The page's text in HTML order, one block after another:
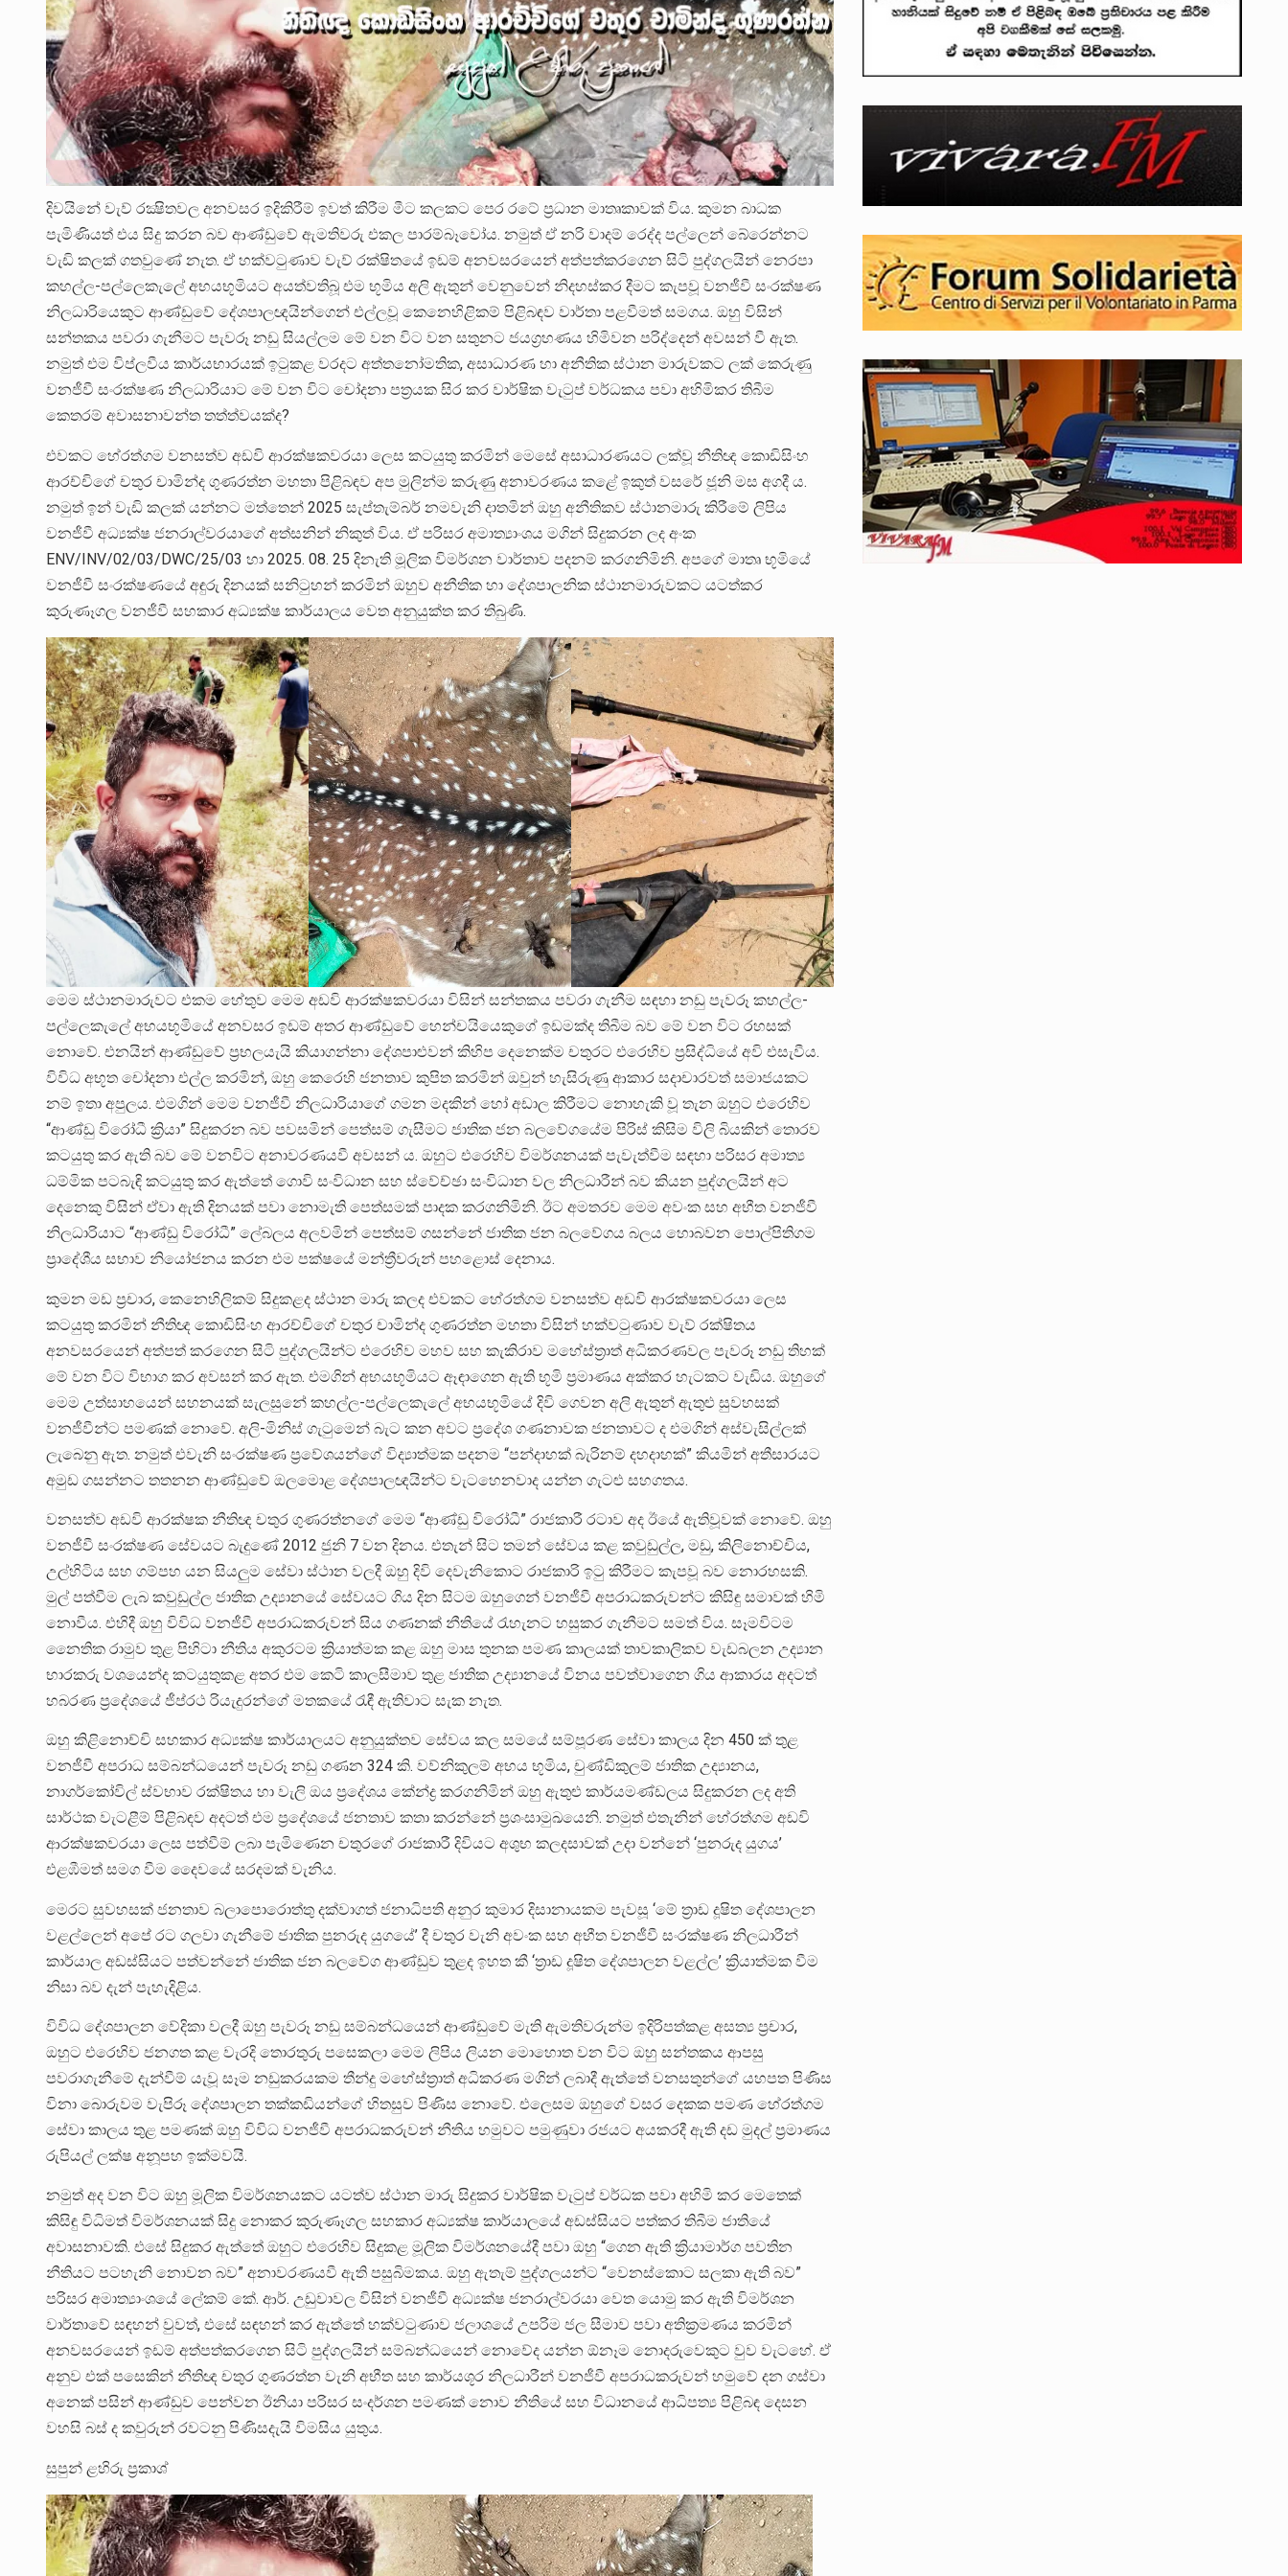
දිවයිනේ වැව් රක්‍ෂිතවල අනවසර ඉදිකිරීම් ඉවත් කිරීම මීට කලකට පෙර රටේ ප්‍රධාන මාතෘකාවක් විය. කුමන බාධක
පැමිණියත් එය සිදු කරන බව ආණ්ඩුවේ ඇමතිවරු එකල පාරම්බෑවෝය. නමුත් ඒ නරි වාදම් රෙද්ද පල්ලෙන් බේරෙන්නට
වැඩි කලක් ගතවුණේ නැත. ඒ හක්වටුණාව වැව් රක්ෂිතයේ ඉඩම් අනවසරයෙන් අත්පත්කරගෙන සිටි පුද්ගලයින් නෙරපා
කහල්ල-පල්ලෙකැලේ අභයභූමියට අයත්වතිබූ එම භූමිය අලි ඇතුන් වෙනුවෙන් නිදහස්කර දීමට කැපවූ වනජීවී සංරක්ෂණ
නිලධාරියෙකුට ආණ්ඩුවේ දේශපාලඥයින්ගෙන් එල්ලවූ කෙනෙහිළිකම් පිළිබඳව වාර්තා පළවීමත් සමගය. ඔහු විසින්
සන්තකය පවරා ගැනීමට පැවරූ නඩු සියල්ලම මේ වන විට වන සතුනට ජයග්‍රහණය හිමිවන පරිද්දෙන් අවසන් වී ඇත.
නමුත් එම විප්ලවීය කාර්යභාරයක් ඉටුකළ වරදට අත්තනෝමතික, අසාධාරණ හා අනීතික ස්ථාන මාරුවකට ලක් කෙරුණු
වනජීවී සංරක්ෂණ නිලධාරියාට මේ වන විට චෝදනා පත්‍රයක සිර කර වාර්ෂික වැටුප් වර්ධකය පවා අහිමිකර තිබීම
කෙතරම් අවාසනාවන්ත තත්ත්වයක්ද?
එවකට හේරත්ගම වනසත්ව අඩවි ආරක්ෂකවරයා ලෙස කටයුතු කරමින් මෙසේ අසාධාරණයට ලක්වූ නීතිඥ කොඩිසිංහ
ආරච්චිගේ චතුර චාමින්ද ගුණරත්න මහතා පිළිබඳව අප මුලින්ම කරුණු අනාවරණය කළේ ඉකුත් වසරේ ජූනි මස අගදී ය.
නමුත් ඉන් වැඩි කලක් යන්නට මත්තෙන් 2025 සැප්තැම්බර් නමවැනි දාතමින් ඔහු අනීතිකව ස්ථානමාරු කිරීමේ ලිපිය
වනජීවී අධ්‍යක්ෂ ජනරාල්වරයාගේ අත්සනින් නිකුත් විය. ඒ පරිසර අමාත්‍යාංශය මගින් සිදුකරන ලද අංක
ENV/INV/02/03/DWC/25/03 හා 2025. 08. 25 දිනැති මූලික විමර්ශන වාර්තාව පදනම් කරගනිමිනි. අපගේ මාතෘ භූමියේ
වනජීවී සංරක්ෂණයේ අඳුරු දිනයක් සනිටුහන් කරමින් ඔහුව අනීතික හා දේශපාලනික ස්ථානමාරුවකට යටත්කර
කුරුණෑගල වනජීවී සහකාර අධ්‍යක්ෂ කාර්යාලය වෙත අනුයුක්ත කර තිබුණි.
මෙම ස්ථානමාරුවට එකම හේතුව මෙම අඩවි ආරක්ෂකවරයා විසින් සන්තකය පවරා ගැනීම සඳහා නඩු පැවරූ කහල්ල-
පල්ලෙකැලේ අභයභූමියේ අනවසර ඉඩම් අතර ආණ්ඩුවේ හෙන්චයියෙකුගේ ඉඩමක්ද තිබීම බව මේ වන විට රහසක්
නොවේ. එනයින් ආණ්ඩුවේ ප්‍රභලයැයි කියාගන්නා දේශපාළුවන් කිහිප දෙනෙක්ම චතුරට එරෙහිව ප්‍රසිද්ධියේ අවි එසැවීය.
විවිධ අභූත චෝදනා එල්ල කරමින්, ඔහු කෙරෙහි ජනතාව කුපිත කරමින් ඔවුන් හැසිරුණු ආකාර සදාචාරවත් සමාජයකට
නම් ඉතා අපුලය. එමගින් මෙම වනජීවී නිලධාරියාගේ ගමන මදකින් හෝ අඩාල කිරීමට නොහැකි වූ තැන ඔහුට එරෙහිව
“ආණ්ඩු විරෝධී ක්‍රියා” සිදුකරන බව පවසමින් පෙත්සම් ගැසීමට ජාතික ජන බලවේගයේම පිරිස් කිසිම විලි බියකින් තොරව
කටයුතු කර ඇති බව මේ වනවිට අනාවරණයවී අවසන් ය. ඔහුට එරෙහිව විමර්ශනයක් පැවැත්වීම සඳහා පරිසර අමාත්‍ය
ධම්මික පටබැඳි කටයුතු කර ඇත්තේ ගොවි සංවිධාන සහ ස්වේච්ඡා සංවිධාන වල නිලධාරීන් බව කියන පුද්ගලයින් අට
දෙනෙකු විසින් ඒවා ඇති දිනයක් පවා නොමැති පෙත්සමක් පාදක කරගනිමිනි. ඊට අමතරව මෙම අවංක සහ අභීත වනජීවී
නිලධාරියාට “ආණ්ඩු විරෝධී” ලේබලය අලවමින් පෙත්සම් ගසන්නේ ජාතික ජන බලවේගය බලය හොබවන පොල්පිතිගම
ප්‍රාදේශීය සභාව නියෝජනය කරන එම පක්ෂයේ මන්ත්‍රීවරුන්‌ පහළොස් දෙනාය.
කුමන මඩ ප්‍රචාර, කෙනෙහිලිකම් සිදුකළද ස්ථාන මාරු කලද එවකට හේරත්ගම වනසත්ව අඩවි ආරක්ෂකවරයා ලෙස
කටයුතු කරමින් නීතිඥ කොඩිසිංහ ආරච්චිගේ චතුර චාමින්ද ගුණරත්න මහතා විසින් හක්වටුණාව වැව් රක්ෂිතය
අනවසරයෙන් අත්පත් කරගෙන සිටි පුද්ගලයින්ට එරෙහිව මහව සහ කැකිරාව මහේස්ත්‍රාත් අධිකරණවල පැවරූ නඩු තිහක්
මේ වන විට විභාග කර අවසන් කර ඇත. එමගින් අභයභූමියට ඈඳාගෙන ඇති භූමි ප්‍රමාණය අක්කර හැටකට වැඩිය. ඔහුගේ
මෙම උත්සාහයෙන් සහනයක් සැලසුනේ කහල්ල-පල්ලෙකැලේ අභයභූමියේ දිවි ගෙවන අලි ඇතුන් ඇතුළු සුවහසක්
වනජීවීන්ට පමණක් නොවේ. අලි-මිනිස් ගැටුමෙන් බැට කන අවට ප්‍රදේශ ගණනාවක ජනතාවට ද එමගින් අස්වැසිල්ලක්
ලැබෙනු ඇත. නමුත් එවැනි සංරක්ෂණ ප්‍රවේශයන්ගේ විද්‍යාත්මක පදනම “පන්දාහක් බැරිනම් දහදාහක්” කියමින් අතීසාරයට
අමුඩ ගසන්නට තතනන ආණ්ඩුවේ ඔලමොළ දේශපාලඥයින්ට වැටහෙනවාද යන්න ගැටළු සහගතය.
වනසත්ව අඩවි ආරක්ෂක නීතිඥ චතුර ගුණරත්නගේ මෙම “ආණ්ඩු විරෝධී” රාජකාරී රටාව අද ඊයේ ඇතිවූවක් නොවේ. ඔහු
වනජීවී සංරක්ෂණ සේවයට බැදුණේ 2012 ජුනි 7 වන දිනය. එතැන් සිට තමන් සේවය කළ කවුඩුල්ල, මඩු, කිලිනොච්චිය,
උල්හිටිය සහ ගම්පහ යන සියලුම සේවා ස්ථාන වලදී ඔහු දිවි දෙවැනිකොට රාජකාරි ඉටු කිරීමට කැපවූ බව නොරහසකි.
මුල් පත්වීම ලැබ කවුඩුල්ල ජාතික උද්‍යානයේ සේවයට ගිය දින සිටම ඔහුගෙන් වනජීවී අපරාධකරුවන්ට කිසිඳු සමාවක් හිමි
නොවීය. එහිදී ඔහු විවිධ වනජීවී අපරාධකරුවන් සිය ගණනක් නීතියේ රැහැනට හසුකර ගැනීමට සමත් විය. සෑමවිටම
නෛතික රාමුව තුළ පිහිටා නීතිය අකුරටම ක්‍රියාත්මක කළ ඔහු මාස තුනක පමණ කාලයක් තාවකාලිකව වැඩබලන උද්‍යාන
භාරකරු වශයෙන්ද කටයුතුකළ අතර එම කෙටි කාලසීමාව තුළ ජාතික උද්‍යානයේ විනය පවත්වාගෙන ගිය ආකාරය අදටත්
හබරණ ප්‍රදේශයේ ජීප්රථ රියැදුරන්ගේ මතකයේ රැඳී ඇතිවාට සැක නැත.
ඔහු කිළිනොච්චි සහකාර අධ්‍යක්ෂ කාර්යාලයට අනුයුක්තව සේවය කල සමයේ සම්පූරණ සේවා කාලය දින 450 ක් තුළ
වනජීවී අපරාධ සම්බන්ධයෙන් පැවරූ නඩු ගණන 324 කි. වව්නිකුලම් අභය භූමිය, චුණ්ඩිකුලම් ජාතික උද්‍යානය,
නාගර්කෝවිල් ස්වභාව රක්ෂිතය හා වැලි ඔය ප්‍රදේශය කේන්ද්‍ර කරගනිමින් ඔහු ඇතුළු කාර්යමණ්ඩලය සිදුකරන ලද අති
සාර්ථක වැටළීම් පිළිබඳව අදටත් එම ප්‍රදේශයේ ජනතාව කතා කරන්නේ ප්‍රශංසාමුඛයෙනි. නමුත් එතැනින් හේරත්ගම අඩවි
ආරක්ෂකවරයා ලෙස පත්වීම් ලබා පැමිණෙන චතුරගේ රාජකාරී දිවියට අශුභ කලදසාවක් උදා වන්නේ ‘පුනරුද යුගය’
එළඹීමත් සමග වීම දෛවයේ සරදමක් වැනිය.
මෙරට සුවහසක් ජනතාව බලාපොරොත්තු දක්වාගත් ජනාධිපති අනුර කුමාර දිසානායකම පැවසූ ‘මේ ත්‍රාඩ දූෂිත දේශපාලන
වළල්ලෙන් අපේ රට ගලවා ගැනීමේ ජාතික පුනරුද යුගයේ’ දී චතුර වැනි අවංක සහ අභීත වනජීවී සංරක්ෂණ නිලධාරීන්
කාර්යාල අඩස්සියට පත්වන්නේ ජාතික ජන බලවේග ආණ්ඩුව තුළද ඉහත කී ‘ත්‍රාඩ දූෂිත දේශපාලන වළල්ල’ ක්‍රියාත්මක වීම
නිසා බව දැන් පැහැදිළිය.
විවිධ දේශපාලන වේදිකා වලදී ඔහු පැවරූ නඩු සම්බන්ධයෙන් ආණ්ඩුවේ මැති ඇමතිවරුන්ම ඉදිරිපත්කළ අසත්‍ය ප්‍රචාර,
ඔහුට එරෙහිව ජනගත කළ වැරදි තොරතුරු පසෙකලා මෙම ලිපිය ලියන මොහොත වන විට ඔහු සන්තකය ආපසු
පවරාගැනීමේ දැන්වීම් යැවූ සෑම නඩුකරයකම තීන්දු මහේස්ත්‍රාත් අධිකරණ මගින් ලබාදී ඇත්තේ වනසතුන්ගේ යහපත පිණිස
විනා බොරුවම වැපිරූ දේශපාලන තක්කඩියන්ගේ හිතසුව පිණිස නොවේ. එලෙසම ඔහුගේ වසර දෙකක පමණ හේරත්ගම
සේවා කාලය තුළ පමණක් ඔහු විවිධ වනජීවී අපරාධකරුවන් නීතිය හමුවට පමුණුවා රජයට අයකරදී ඇති දඩ මුදල් ප්‍රමාණය
රුපියල් ලක්ෂ අනූපහ ඉක්මවයි.
නමුත් අද වන විට ඔහු මූලික විමර්ශනයකට යටත්ව ස්ථාන මාරු සිදුකර වාර්ෂික වැටුප් වර්ධක පවා අහිමි කර මෙතෙක්
කිසිඳු විධිමත් විමර්ශනයක් සිදු නොකර කුරුණෑගල සහකාර අධ්‍යක්ෂ කාර්යාලයේ අඩස්සියට පත්කර තිබීම ජාතියේ
අවාසනාවකි. එසේ සිදුකර ඇත්තේ ඔහුට එරෙහිව සිදුකළ මූලික විමර්ශනයේදී පවා ඔහු “ගෙන ඇති ක්‍රියාමාර්ග පවතින
නීතියට පටහැනි නොවන බව” අනාවරණයවී ඇති පසුබිමකය. ඔහු ඇතැම් පුද්ගලයන්ට “වෙනස්කොට සලකා ඇති බව”
පරිසර අමාත්‍යාංශයේ ලේකම් කේ. ආර්. උඩුවාවල විසින් වනජීවී අධ්‍යක්ෂ ජනරාල්වරයා වෙත යොමු කර ඇති විමර්ශන
වාර්තාවේ සඳහන් වුවත්, එසේ සඳහන් කර ඇත්තේ හක්වටුණාව ජලාශයේ උපරිම ජල සීමාව පවා අතික්‍රමණය කරමින්
අනවසරයෙන් ඉඩම් අත්පත්කරගෙන සිටි පුද්ගලයින් සම්බන්ධයෙන් නොවේද යන්න ඕනෑම නොදරුවෙකුට වුව වැටහේ. ඒ
අනුව එක් පසෙකින් නීතිඥ චතුර ගුණරත්න වැනි අභීත සහ කාර්යශූර නිලධාරීන් වනජීවී අපරාධකරුවන් හමුවේ දන ගස්වා
අනෙක් පසින් ආණ්ඩුව පෙන්වන ඊනියා පරිසර සංදර්ශන පමණක් නොව නීතියේ සහ විධානයේ ආධිපත්‍ය පිළිබඳ දෙසන
වහසි බස් ද කවුරුන් රවටනු පිණිසදැයි විමසිය යුතුය.
සුපුන් ළහිරු ප්‍රකාශ්